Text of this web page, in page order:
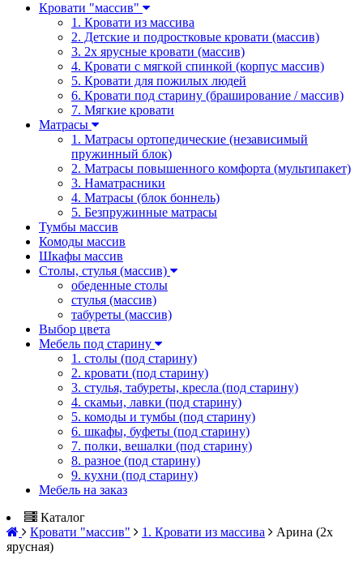
Кровати "массив"
1. Кровати из массива
2. Детские и подростковые кровати (массив)
3. 2х ярусные кровати (массив)
4. Кровати с мягкой спинкой (корпус массив)
5. Кровати для пожилых людей
6. Кровати под старину (браширование / массив)
7. Мягкие кровати
Матрасы
1. Матрасы ортопедические (независимый
пружинный блок)
2. Матрасы повышенного комфорта (мультипакет)
3. Наматрасники
4. Матрасы (блок боннель)
5. Безпружинные матрасы
Тумбы массив
Комоды массив
Шкафы массив
Столы, стулья (массив)
обеденные столы
стулья (массив)
табуреты (массив)
Выбор цвета
Мебель под старину
1. столы (под старину)
2. кровати (под старину)
3. стулья, табуреты, кресла (под старину)
4. скамьи, лавки (под старину)
5. комоды и тумбы (под старину)
6. шкафы, буфеты (под старину)
7. полки, вешалки (под старину)
8. разное (под старину)
9. кухни (под старину)
Мебель на заказ
Каталог
Кровати "массив"
1. Кровати из массива
Арина (2х
ярусная)